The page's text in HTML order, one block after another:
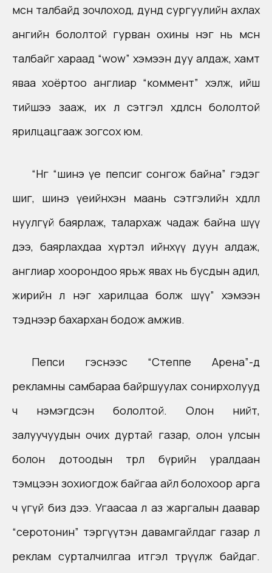
мөсөн талбайд зочлоход, дунд сургуулийн ахлах
ангийн бололтой гурван охины нэг нь мөсөн
талбайг хараад “wow” хэмээн дуу алдаж, хамт
яваа хоёртоо англиар “коммент” хэлж, ийш
тийшээ зааж, их л сэтгэл хөдөлсөн бололтой
ярилцацгааж зогсох юм.
“Нөгөө “шинэ үе пепсиг сонгож байна” гэдэг
шиг, шинэ үеийнхэн маань сэтгэлийн хөдлөлөө
нуулгүй баярлаж, талархаж чадаж байна шүү
дээ, баярлахдаа хүртэл ийнхүү дуун алдаж,
англиар хоорондоо ярьж явах нь бусдын адил,
жирийн л нэг харилцаа болж шүү” хэмээн
тэднээр бахархан бодож амжив.
Пепси гэснээс “Степпе Арена”-д
рекламны самбараа байршуулах сонирхолууд
ч нэмэгдсэн бололтой. Олон нийт,
залуучуудын очих дуртай газар, олон улсын
болон дотоодын төрөл бүрийн уралдаан
тэмцээн зохиогдож байгаа айл болохоор арга
ч үгүй биз дээ. Угаасаа л аз жаргалын даавар
“серотонин” тэргүүтэн давамгайлдаг газар л
реклам сурталчилгаа итгэл төрүүлж байдаг.